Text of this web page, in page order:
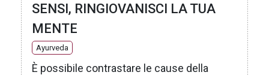
SENSI, RINGIOVANISCI LA TUA
MENTE
Ayurveda
È possibile contrastare le cause della